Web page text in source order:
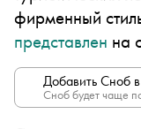
фирменный
представлен на
Добавить Сноб
Сноб будет чаще